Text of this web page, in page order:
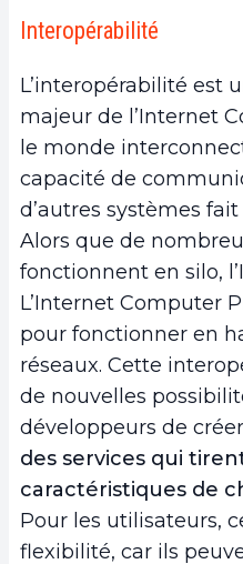
Interopérabilité
L’interopérabilité est
majeur de l’Internet
le monde
capacité de
d’autres systèmes
Alors que de
fonctionnent en silo,
L’Internet Computer
pour fonctionner en
réseaux. Cette
de nouvelles
développeurs de créer
des services qui
caractéristiques de
Pour les utilisateurs,
flexibilité, car ils